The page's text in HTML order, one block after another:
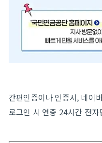
간편인증이나 인증서, 네이
로그인 시 연중 24시간 전